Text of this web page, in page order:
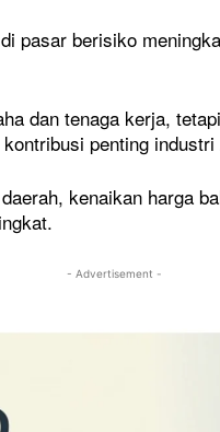
Laporan
pasar berisiko
dan tenaga kerja,
penting
kenaikan harga
- Advertisement -